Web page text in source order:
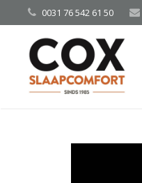
0031 76 542 61 50